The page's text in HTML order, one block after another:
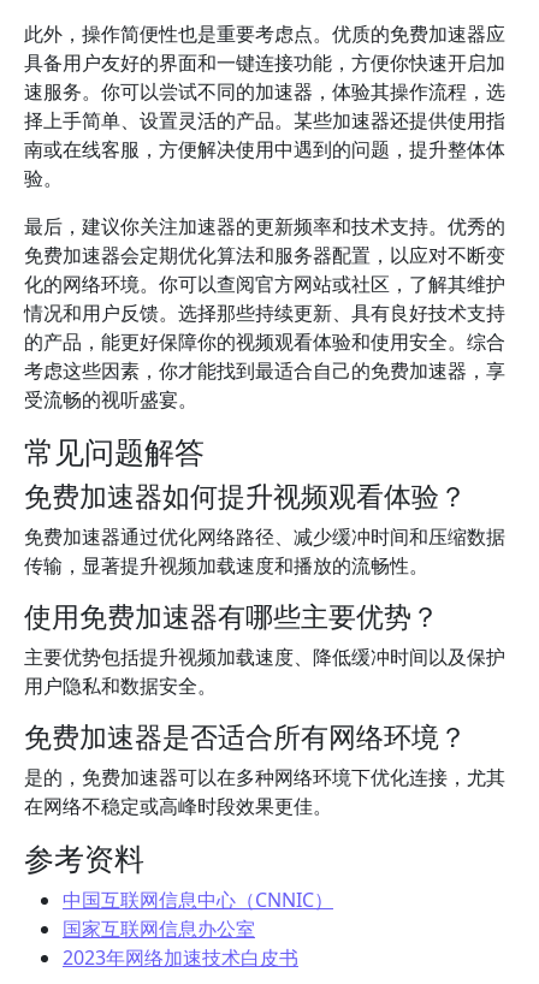
此外，操作简便性也是重要考虑点。优质的免费加速器应
具备用户友好的界面和一键连接功能，方便你快速开启加
速服务。你可以尝试不同的加速器，体验其操作流程，选
择上手简单、设置灵活的产品。某些加速器还提供使用指
南或在线客服，方便解决使用中遇到的问题，提升整体体
验。
最后，建议你关注加速器的更新频率和技术支持。优秀的
免费加速器会定期优化算法和服务器配置，以应对不断变
化的网络环境。你可以查阅官方网站或社区，了解其维护
情况和用户反馈。选择那些持续更新、具有良好技术支持
的产品，能更好保障你的视频观看体验和使用安全。综合
考虑这些因素，你才能找到最适合自己的免费加速器，享
受流畅的视听盛宴。
常见问题解答
免费加速器如何提升视频观看体验？
免费加速器通过优化网络路径、减少缓冲时间和压缩数据
传输，显著提升视频加载速度和播放的流畅性。
使用免费加速器有哪些主要优势？
主要优势包括提升视频加载速度、降低缓冲时间以及保护
用户隐私和数据安全。
免费加速器是否适合所有网络环境？
是的，免费加速器可以在多种网络环境下优化连接，尤其
在网络不稳定或高峰时段效果更佳。
参考资料
中国互联网信息中心（CNNIC）
国家互联网信息办公室
2023年网络加速技术白皮书